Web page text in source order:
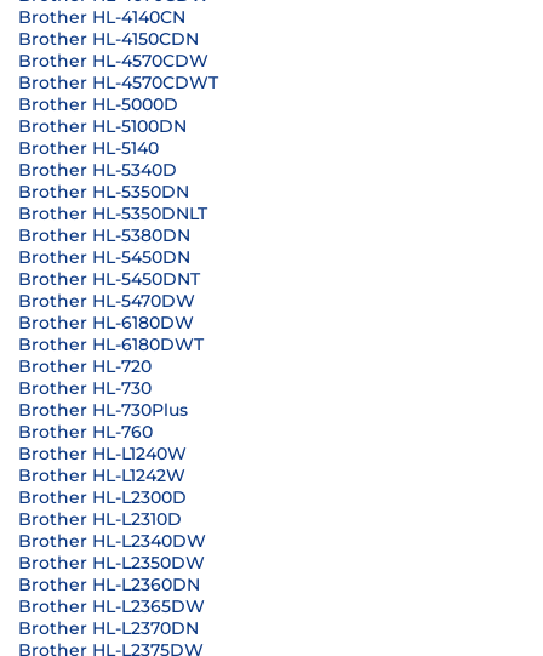
Brother HL-4140CN
Brother HL-4150CDN
Brother HL-4570CDW
Brother HL-4570CDWT
Brother HL-5000D
Brother HL-5100DN
Brother HL-5140
Brother HL-5340D
Brother HL-5350DN
Brother HL-5350DNLT
Brother HL-5380DN
Brother HL-5450DN
Brother HL-5450DNT
Brother HL-5470DW
Brother HL-6180DW
Brother HL-6180DWT
Brother HL-720
Brother HL-730
Brother HL-730Plus
Brother HL-760
Brother HL-L1240W
Brother HL-L1242W
Brother HL-L2300D
Brother HL-L2310D
Brother HL-L2340DW
Brother HL-L2350DW
Brother HL-L2360DN
Brother HL-L2365DW
Brother HL-L2370DN
Brother HL-L2375DW